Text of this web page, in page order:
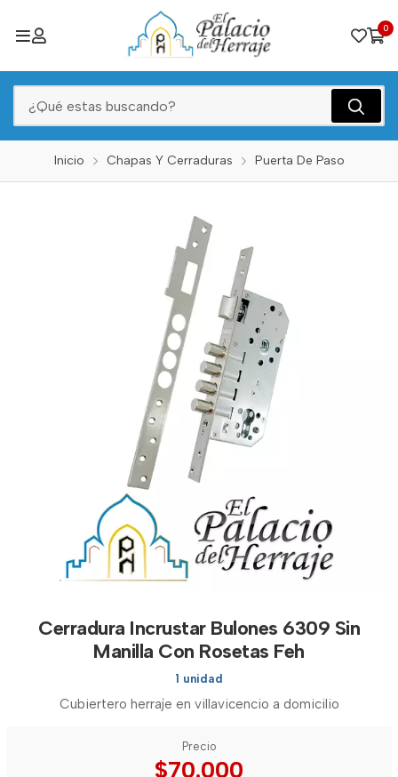
0
Inicio Chapas Y Cerraduras Puerta De Paso
Cerradura Incrustar Bulones 6309 Sin
Manilla Con Rosetas Feh
1 unidad
Cubiertero herraje en villavicencio a domicilio
Precio
$70.000